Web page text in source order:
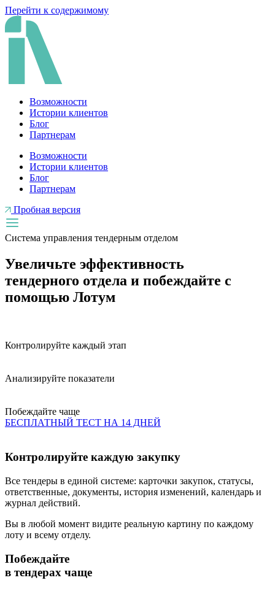
Перейти к содержимому
Возможности
Истории клиентов
Блог
Партнерам
Возможности
Истории клиентов
Блог
Партнерам
Пробная версия
Система управления тендерным отделом
Увеличьте эффективность
тендерного отдела и побеждайте с
помощью Лотум
Контролируйте каждый этап
Анализируйте показатели
Побеждайте чаще
БЕСПЛАТНЫЙ ТЕСТ НА 14 ДНЕЙ
Контролируйте каждую закупку
Все тендеры в единой системе: карточки закупок, статусы,
ответственные, документы, история изменений, календарь и
журнал действий.
Вы в любой момент видите реальную картину по каждому
лоту и всему отделу.
Побеждайте
в тендерах чаще